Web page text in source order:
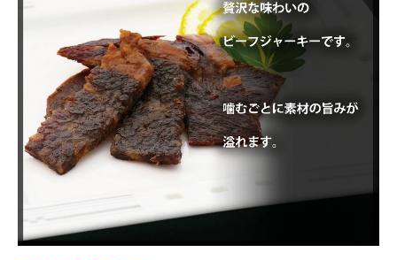
ご利用ガイド
直営店